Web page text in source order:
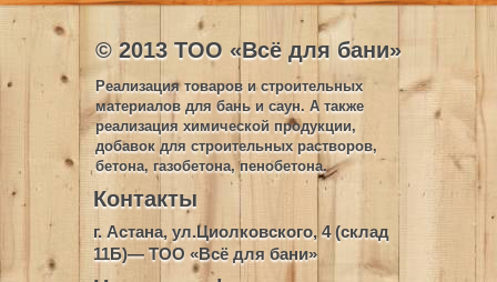
© 2013 ТОО «Всё для бани»
Реализация товаров и строительных
материалов для бань и саун. А также
реализация химической продукции,
добавок для строительных растворов,
бетона, газобетона, пенобетона.
Контакты
г. Астана, ул.Циолковского, 4 (склад
11Б)— ТОО «Всё для бани»